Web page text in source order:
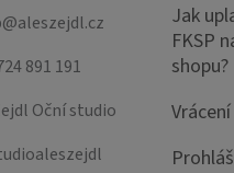
@aleszejdl.cz
891 191
Oční studio
Jak
FKSP
shopu?